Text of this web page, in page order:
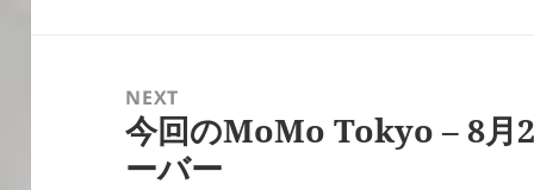
NEXT
Next
post:
今回のMoMo Tokyo – 8月
ーバー